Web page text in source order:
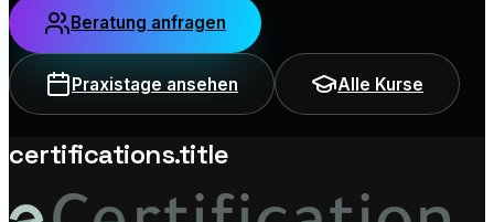
Beratung anfragen
Praxistage ansehen Alle Kurse
certifications.title